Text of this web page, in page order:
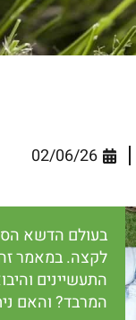
02/06/26
בעולם הדשא
לקצה. במאמר
התעשיינים
המרבד? והאם